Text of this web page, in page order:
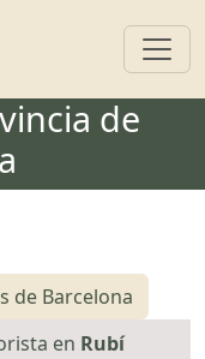
de
de Barcelona
en Rubí